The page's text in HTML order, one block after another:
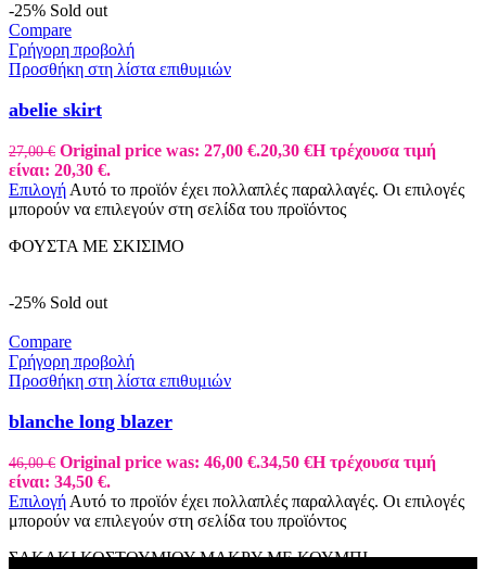
-25% Sold out
Compare
Γρήγορη προβολή
Προσθήκη στη λίστα επιθυμιών
abelie skirt
27,00€ Original price was: 27,00 €.20,30 €Η τρέχουσα τιμή
είναι: 20,30 €.
Επιλογή Αυτό το προϊόν έχει πολλαπλές παραλλαγές. Οι επιλογές
μπορούν να επιλεγούν στη σελίδα του προϊόντος
ΦΟΥΣΤΑ ΜΕ ΣΚΙΣΙΜΟ
-25% Sold out
Compare
Γρήγορη προβολή
Προσθήκη στη λίστα επιθυμιών
blanche long blazer
46,00€ Original price was: 46,00 €.34,50 €Η τρέχουσα τιμή
είναι: 34,50 €.
Επιλογή Αυτό το προϊόν έχει πολλαπλές παραλλαγές. Οι επιλογές
μπορούν να επιλεγούν στη σελίδα του προϊόντος
ΣΑΚΑΚΙ ΚΟΣΤΟΥΜΙΟΥ ΜΑΚΡΥ ΜΕ ΚΟΥΜΠΙ